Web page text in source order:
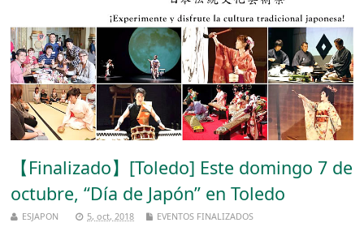
【Finalizado】[Toledo] Este domingo 7 de
octubre, “Día de Japón” en Toledo
ESJAPON 5, oct, 2018 EVENTOS FINALIZADOS